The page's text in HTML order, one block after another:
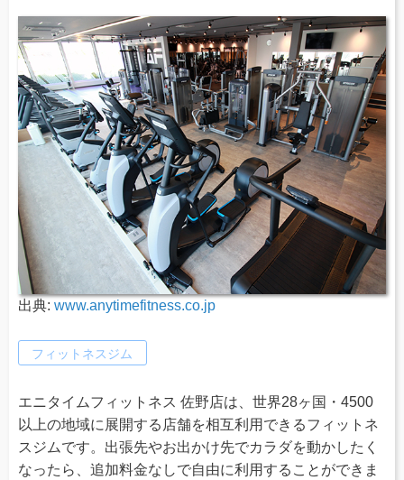
出典: www.anytimefitness.co.jp
フィットネスジム
エニタイムフィットネス 佐野店は、世界28ヶ国・4500
以上の地域に展開する店舗を相互利用できるフィットネ
スジムです。出張先やお出かけ先でカラダを動かしたく
なったら、追加料金なしで自由に利用することができま